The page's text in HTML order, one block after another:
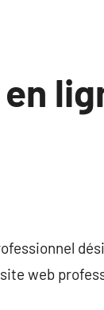
web